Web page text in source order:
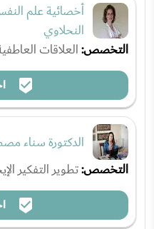
أخصائية علم
النحلاوي
التخصص:العلاقات
الدكتورة سناء
التخصص:تطوير التفكير